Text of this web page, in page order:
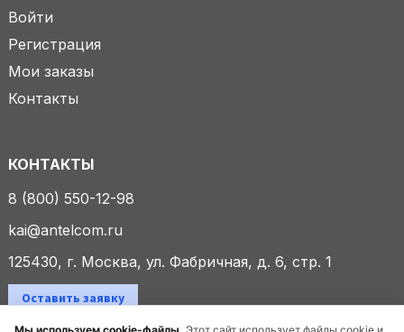
Войти
Регистрация
Мои заказы
Контакты
КОНТАКТЫ
8 (800) 550-12-98
kai@antelcom.ru
125430, г. Москва, ул. Фабричная, д. 6, стр. 1
Оставить заявку